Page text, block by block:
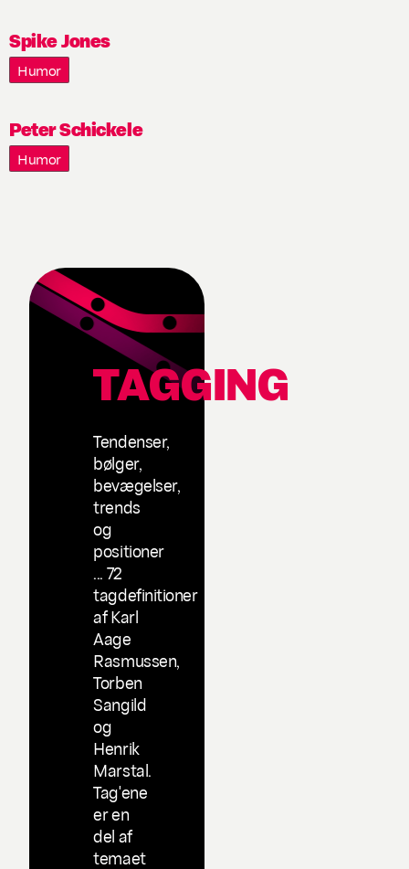
Spike Jones
Humor
Peter Schickele
Humor
TAGGING
Tendenser,
bølger,
bevægelser,
trends
og
positioner
... 72
tagdefinitioner
af Karl
Aage
Rasmussen,
Torben
Sangild
og
Henrik
Marstal.
Tag'ene
er en
del af
temaet